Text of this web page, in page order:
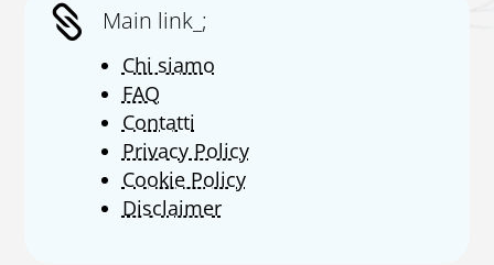
 Main link_;
Chi siamo
FAQ
Contatti
Privacy Policy
Cookie Policy
Disclaimer